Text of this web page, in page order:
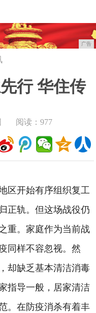
广告
行 华住传
阅读：977
区开始有序组织复工
正轨。但这场战役仍
重。家庭作为当前战
同样不容忽视。然
却缺乏基本清洁消毒
指导一般，居家清洁
。在防疫消杀有着丰